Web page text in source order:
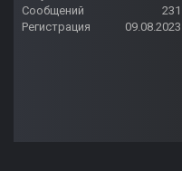
Сообщений
231
Регистрация
09.08.2023